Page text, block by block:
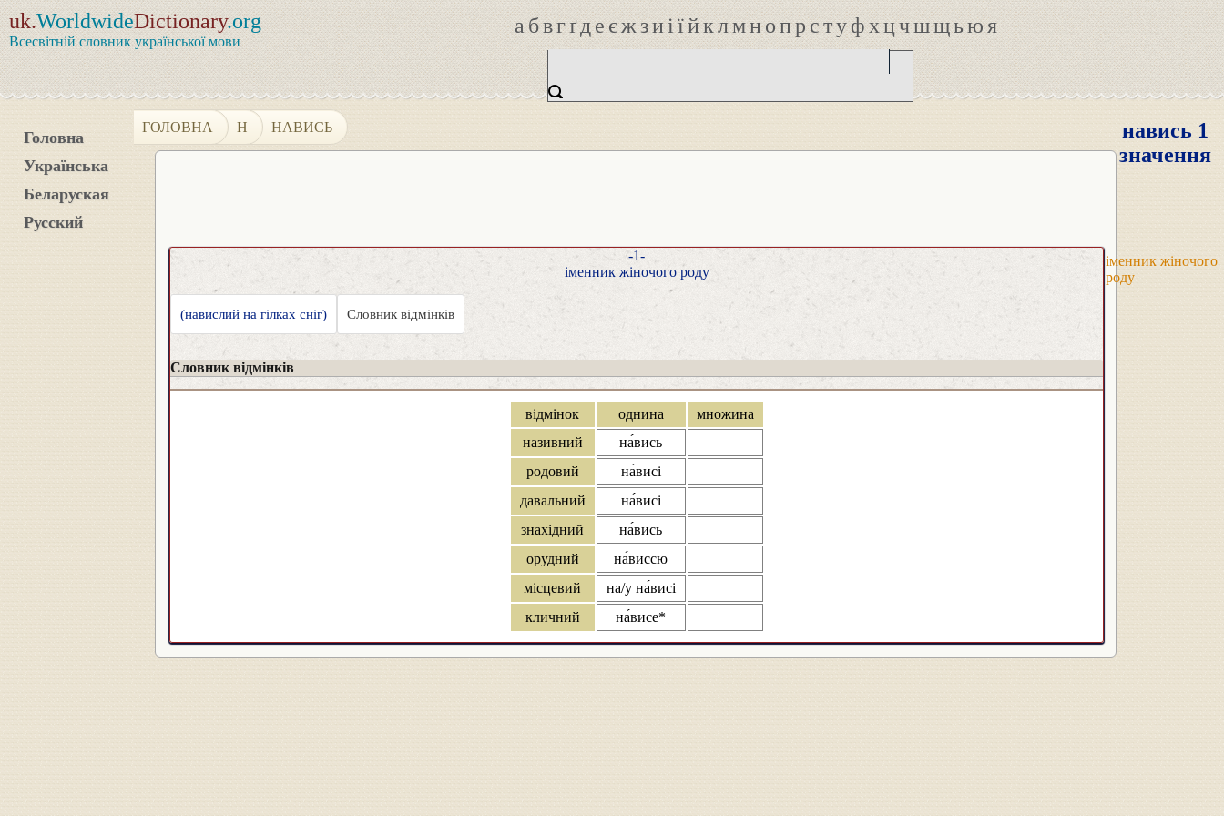
uk.WorldwideDictionary.org
Всесвітній словник української мови
абвгґдеєжзиіїйклмнопрстуфхцчшщьюя
Головна
Українська
Беларуская
Русский
ГОЛОВНА Н НАВИСЬ
навись 1
значення
іменник жіночого
роду
-1-
іменник жіночого роду
(навислий на гілках сніг) Словник відмінків
Словник відмінків
відмінок однина
множина
називний
на́вись
родовий
на́висі
давальний
на́висі
знахідний
на́вись
орудний
на́виссю
місцевий
на/у на́висі
кличний
на́висе*